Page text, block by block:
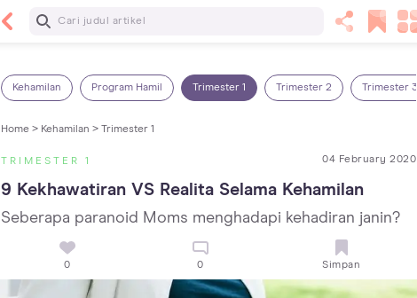
Baca Selanjutnya
Kehamilan Program Hamil Trimester 1 Trimester 2 Trimester 3
Home > Kehamilan > Trimester 1
TRIMESTER 1 04 February 2020
9 Kekhawatiran VS Realita Selama Kehamilan
Seberapa paranoid Moms menghadapi kehadiran janin?
0 0 Simpan